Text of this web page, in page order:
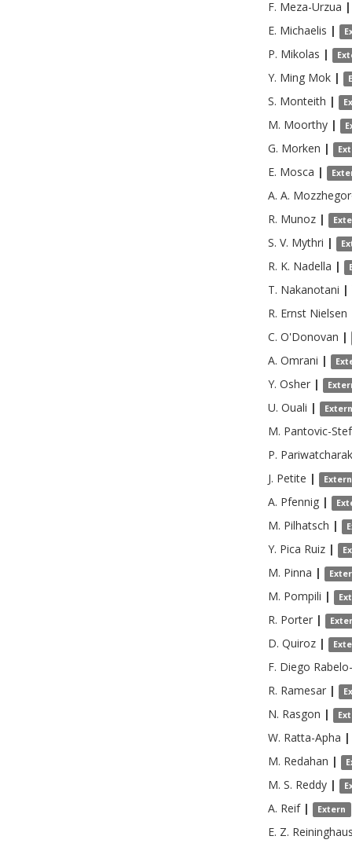
F. Meza-Urzua |
E. Michaelis |
P. Mikolas |
Y. Ming Mok |
S. Monteith |
M. Moorthy |
G. Morken |
E. Mosca |
A. A.
R. Munoz |
S. V. Mythri |
R. K. Nadella |
T. Nakanotani |
R. Ernst Nielsen
C. O'Donovan |
A. Omrani |
Y. Osher |
U. Ouali |
M. Pantovic-
P.
J. Petite | Extern
A. Pfennig |
M. Pilhatsch |
Y. Pica Ruiz |
M. Pinna |
M. Pompili |
R. Porter |
D. Quiroz |
F. Diego
R. Ramesar |
N. Rasgon |
W. Ratta-Apha |
M. Redahan |
M. S. Reddy |
A. Reif | Extern
E. Z.